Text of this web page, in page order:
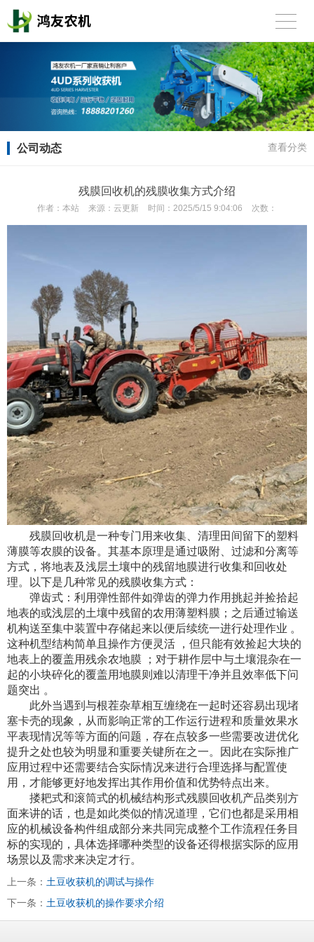
公司动态 查看分类
残膜回收机的残膜收集方式介绍
作者： 本站 来源： 云更新 时间： 2025/5/15 9:04:06 次数：
残膜回收机是一种专门用来收集、清理田间留下的塑料
薄膜等农膜的设备。其基本原理是通过吸附、过滤和分离等
方式，将地表及浅层土壤中的残留地膜进行收集和回收处
理。以下是几种常见的残膜收集方式：
弹齿式：利用弹性部件如弹齿的弹力作用挑起并捡拾起
地表的或浅层的土壤中残留的农用薄塑料膜；之后通过输送
机构送至集中装置中存储起来以便后续统一进行处理作业 。
这种机型结构简单且操作方便灵活 ，但只能有效捡起大块的
地表上的覆盖用残余农地膜 ；对于耕作层中与土壤混杂在一
起的小块碎化的覆盖用地膜则难以清理干净并且效率低下问
题突出 。
此外当遇到与根茬杂草相互缠绕在一起时还容易出现堵
塞卡壳的现象，从而影响正常的工作运行进程和质量效果水
平表现情况等等方面的问题，存在点较多一些需要改进优化
提升之处也较为明显和重要关键所在之一。因此在实际推广
应用过程中还需要结合实际情况来进行合理选择与配置使
用，才能够更好地发挥出其作用价值和优势特点出来。
搂耙式和滚筒式的机械结构形式残膜回收机产品类别方
面来讲的话，也是如此类似的情况道理，它们也都是采用相
应的机械设备构件组成部分来共同完成整个工作流程任务目
标的实现的，具体选择哪种类型的设备还得根据实际的应用
场景以及需求来决定才行。
上一条： 土豆收获机的调试与操作
下一条： 土豆收获机的操作要求介绍